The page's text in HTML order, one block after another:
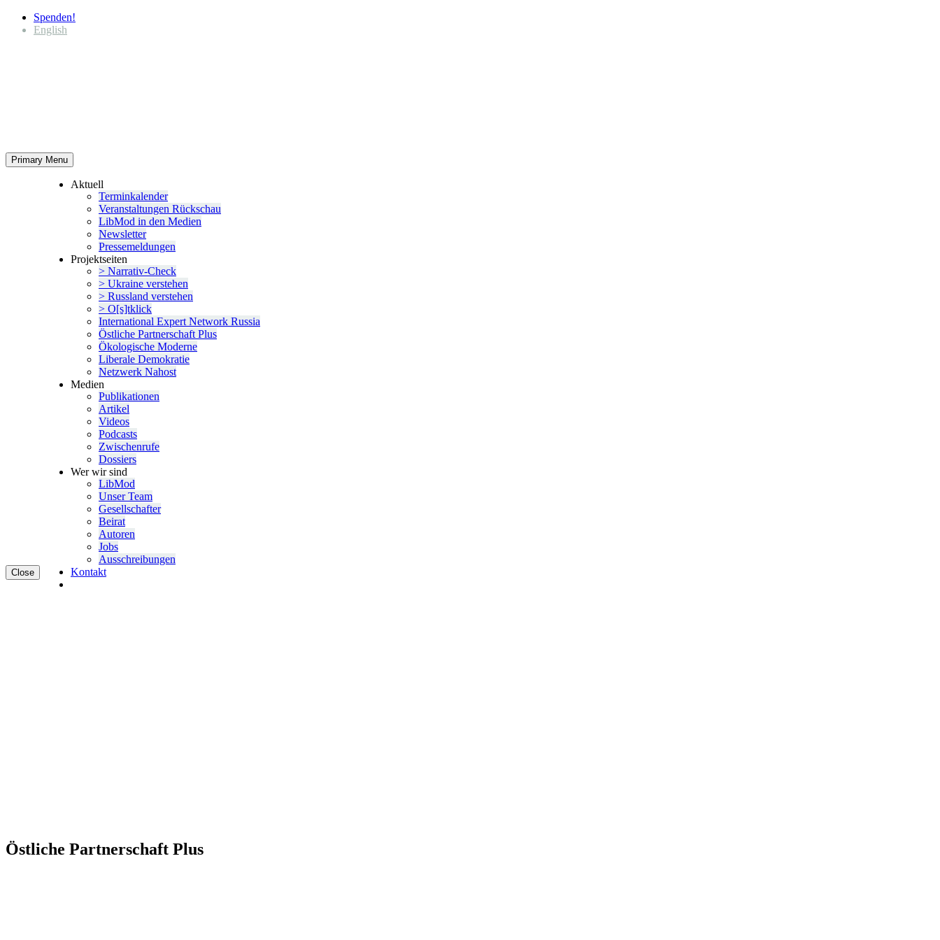
Spenden!
English
Primary Menu
Close
Aktuell
Termin­ka­lender
Veran­stal­tungen Rückschau
LibMod in den Medien
Newsletter
Presse­mel­dungen
Projekt­seiten
> Narrativ-Check
> Ukraine verstehen
> Russland verstehen
> O[s]tklick
Inter­na­tional Expert Network Russia
Östliche Partner­schaft Plus
Ökolo­gische Moderne
Liberale Demokratie
Netzwerk Nahost
Medien
Publi­ka­tionen
Artikel
Videos
Podcasts
Zwischenrufe
Dossiers
Wer wir sind
LibMod
Unser Team
Gesell­schafter
Beirat
Autoren
Jobs
Ausschrei­bungen
Kontakt
Östliche Partner­schaft Plus